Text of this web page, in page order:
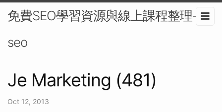
免費SEO學習資源與線上課程整理-
seo
Je Marketing (481)
Oct 12, 2013